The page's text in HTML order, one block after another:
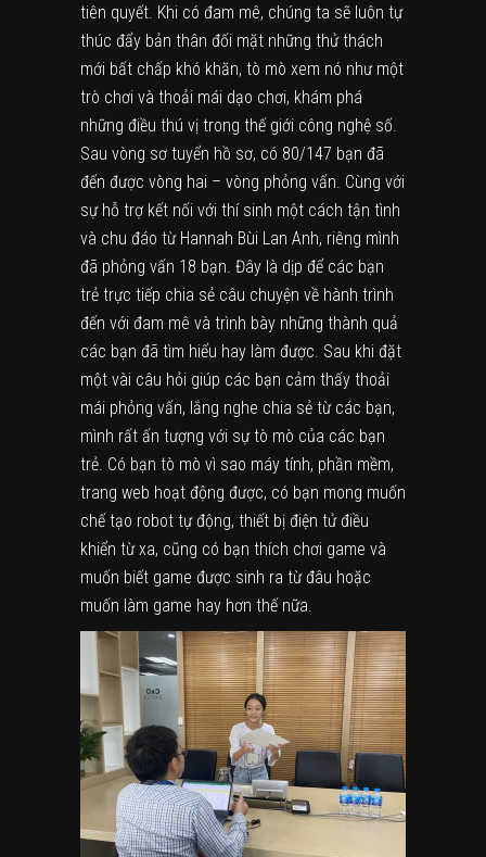
tiên quyết. Khi có đam mê, chúng ta sẽ luôn tự
thúc đẩy bản thân đối mặt những thử thách
mới bất chấp khó khăn, tò mò xem nó như một
trò chơi và thoải mái dạo chơi, khám phá
những điều thú vị trong thế giới công nghệ số.
Sau vòng sơ tuyển hồ sơ, có 80/147 bạn đã
đến được vòng hai – vòng phỏng vấn. Cùng với
sự hỗ trợ kết nối với thí sinh một cách tận tình
và chu đáo từ Hannah Bùi Lan Anh, riêng mình
đã phỏng vấn 18 bạn. Đây là dịp để các bạn
trẻ trực tiếp chia sẻ câu chuyện về hành trình
đến với đam mê và trình bày những thành quả
các bạn đã tìm hiểu hay làm được. Sau khi đặt
một vài câu hỏi giúp các bạn cảm thấy thoải
mái phỏng vấn, lắng nghe chia sẻ từ các bạn,
mình rất ấn tượng với sự tò mò của các bạn
trẻ. Có bạn tò mò vì sao máy tính, phần mềm,
trang web hoạt động được, có bạn mong muốn
chế tạo robot tự động, thiết bị điện tử điều
khiển từ xa, cũng có bạn thích chơi game và
muốn biết game được sinh ra từ đâu hoặc
muốn làm game hay hơn thế nữa.